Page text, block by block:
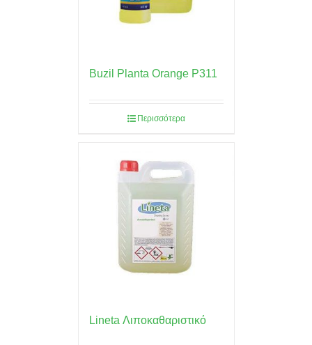
Buzil Planta Orange P311
Περισσότερα
Lineta Λιποκαθαριστικό